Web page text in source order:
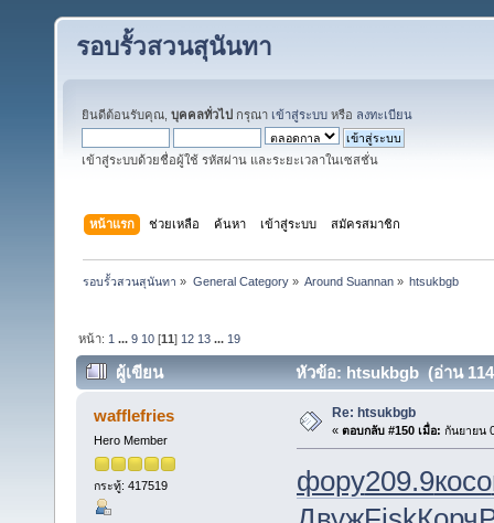
รอบรั้วสวนสุนันทา
ยินดีต้อนรับคุณ, บุคคลทั่วไป กรุณา เข้าสู่ระบบ หรือ ลงทะเบียน
เข้าสู่ระบบด้วยชื่อผู้ใช้ รหัสผ่าน และระยะเวลาในเซสชั่น
หน้าแรก ช่วยเหลือ ค้นหา เข้าสู่ระบบ สมัครสมาชิก
รอบรั้วสวนสุนันทา » General Category» Around Suannan» htsukbgb
หน้า: 1 ...9 10 [11] 12 13 ... 19
ผู้เขียน หัวข้อ: htsukbgb (อ่าน
wafflefries
Hero Member
กระทู้: 417519
Re: htsukbgb
« ตอบกลับ #150 เมื่อ: กันยายน
фору209.9косо